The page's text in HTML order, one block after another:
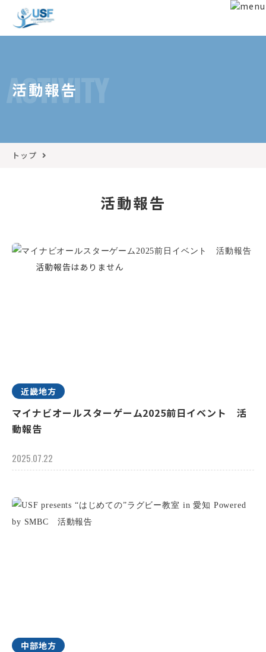
ACTIVITY
活動報告
トップ
活動報告
近畿地方
マイナビオールスターゲーム2025前日イベント 活
動報告
2025.07.22
中部地方